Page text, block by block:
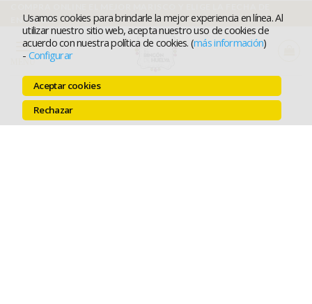
Usamos cookies para brindarle la mejor experiencia en línea. Al
utilizar nuestro sitio web, acepta nuestro uso de cookies de
acuerdo con nuestra política de cookies. (más información)
- Configurar
Aceptar cookies
Rechazar
contenido
ENTREGA
MENÚ